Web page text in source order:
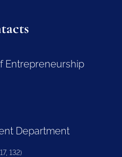
Entrepreneurship
Department
132)